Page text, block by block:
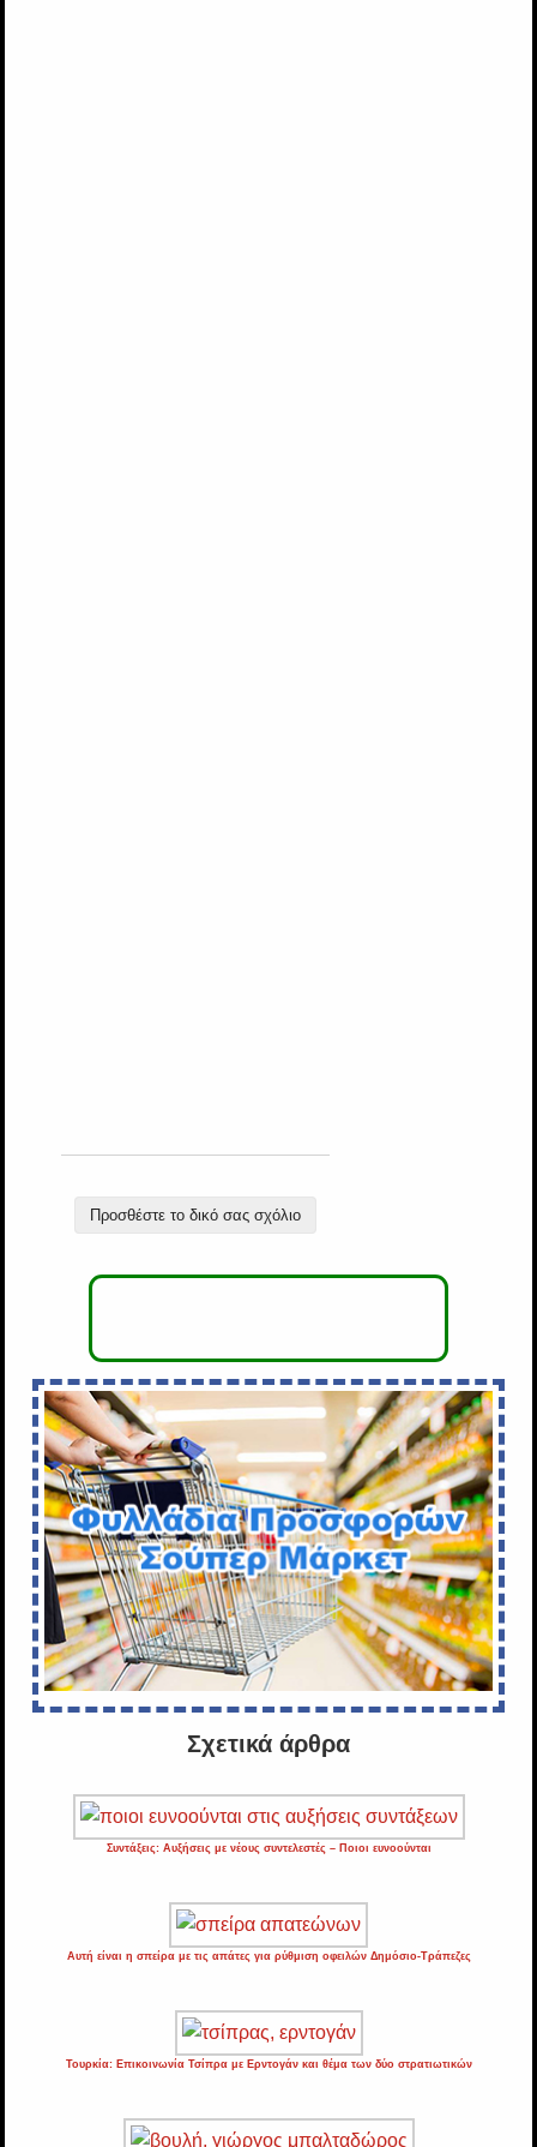
Προσθέστε το δικό σας σχόλιο
Σχετικά άρθρα
Συντάξεις: Αυξήσεις με νέους συντελεστές – Ποιοι ευνοούνται
Αυτή είναι η σπείρα με τις απάτες για ρύθμιση οφειλών Δημόσιο-Τράπεζες
Τουρκία: Επικοινωνία Τσίπρα με Ερντογάν και θέμα των δύο στρατιωτικών